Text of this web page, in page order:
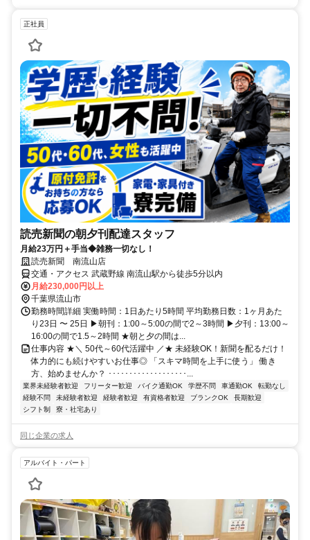
正社員
読売新聞の朝夕刊配達スタッフ
月給23万円＋手当◆雑務一切なし！
読売新聞 南流山店
交通・アクセス 武蔵野線 南流山駅から徒歩5分以内
月給230,000円以上
千葉県流山市
勤務時間詳細 実働時間：1日あたり5時間 平均勤務日数：1ヶ月あた
り23日 〜 25日 ▶朝刊：1:00～5:00の間で2～3時間 ▶夕刊：13:00～
16:00の間で1.5～2時間 ★朝と夕の間は...
仕事内容 ★＼ 50代～60代活躍中 ／★ 未経験OK！新聞を配るだけ！
体力的にも続けやすいお仕事◎ 「スキマ時間を上手に使う」 働き
方、始めませんか？ ･･･････････････････...
業界未経験者歓迎 フリーター歓迎 バイク通勤OK 学歴不問 車通勤OK
転勤なし
経験不問
未経験者歓迎 経験者歓迎 有資格者歓迎 ブランクOK
長期歓迎
シフト制
寮・社宅あり
同じ企業の求人
アルバイト・パート